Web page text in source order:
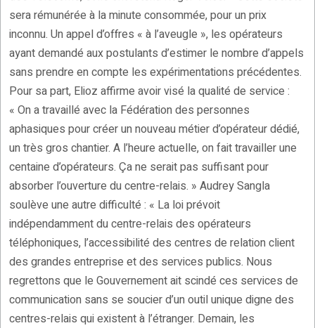
sera rémunérée à la minute consommée, pour un prix
inconnu. Un appel d’offres « à l’aveugle », les opérateurs
ayant demandé aux postulants d’estimer le nombre d’appels
sans prendre en compte les expérimentations précédentes.
Pour sa part, Elioz affirme avoir visé la qualité de service :
« On a travaillé avec la Fédération des personnes
aphasiques pour créer un nouveau métier d’opérateur dédié,
un très gros chantier. A l’heure actuelle, on fait travailler une
centaine d’opérateurs. Ça ne serait pas suffisant pour
absorber l’ouverture du centre-relais. » Audrey Sangla
soulève une autre difficulté : « La loi prévoit
indépendamment du centre-relais des opérateurs
téléphoniques, l’accessibilité des centres de relation client
des grandes entreprise et des services publics. Nous
regrettons que le Gouvernement ait scindé ces services de
communication sans se soucier d’un outil unique digne des
centres-relais qui existent à l’étranger. Demain, les